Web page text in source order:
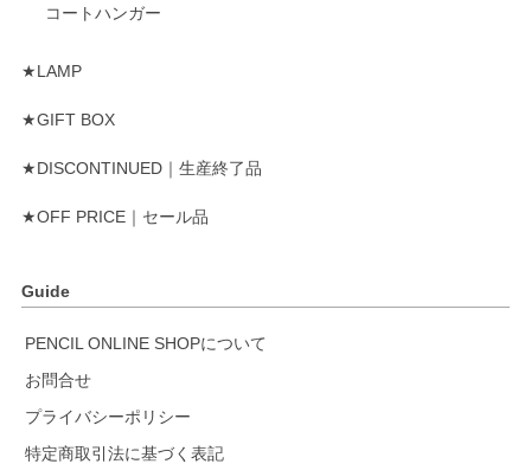
コートハンガー
★LAMP
★GIFT BOX
★DISCONTINUED｜生産終了品
★OFF PRICE｜セール品
Guide
PENCIL ONLINE SHOPについて
お問合せ
プライバシーポリシー
特定商取引法に基づく表記